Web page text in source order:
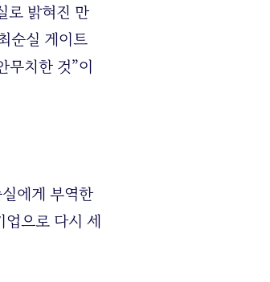
로 밝혀진 만
순실 게이트
무치한 것”이
에게 부역한
으로 다시 세